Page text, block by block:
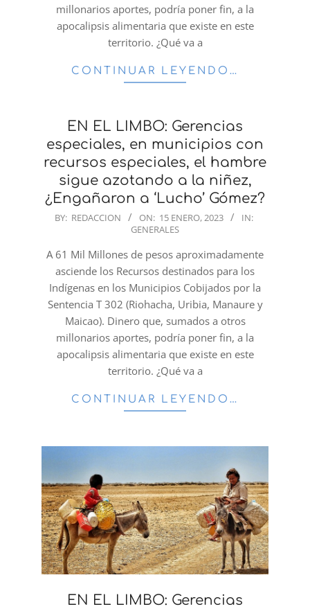
millonarios aportes, podría poner fin, a la
apocalipsis alimentaria que existe en este
territorio. ¿Qué va a
CONTINUAR LEYENDO…
EN EL LIMBO: Gerencias
especiales, en municipios con
recursos especiales, el hambre
sigue azotando a la niñez,
¿Engañaron a ‘Lucho’ Gómez?
2023-
15
BY: REDACCION ON: 15 ENERO, 2023
IN:
GENERALES
A 61 Mil Millones de pesos aproximadamente
asciende los Recursos destinados para los
Indígenas en los Municipios Cobijados por la
Sentencia T 302 (Riohacha, Uribia, Manaure y
Maicao). Dinero que, sumados a otros
millonarios aportes, podría poner fin, a la
apocalipsis alimentaria que existe en este
territorio. ¿Qué va a
CONTINUAR LEYENDO…
EN EL LIMBO: Gerencias